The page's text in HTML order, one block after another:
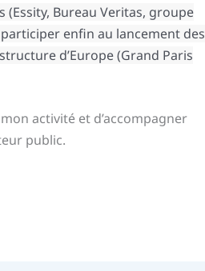
(Essity, Bureau Veritas, groupe
enfin au lancement des
d’Europe (Grand Paris
activité et d’accompagner
public.